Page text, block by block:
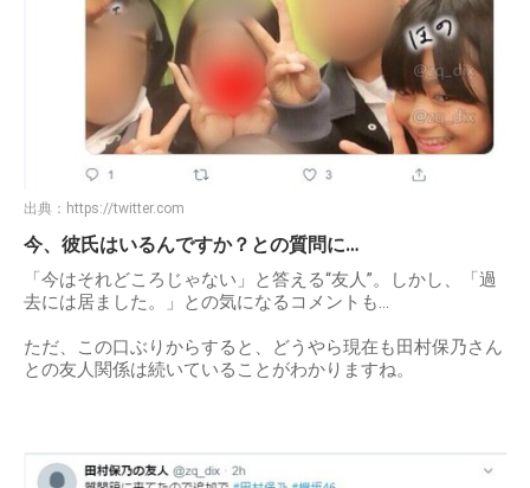
出典： https://twitter.com
今、彼氏はいるんですか？との質問に…
「今はそれどころじゃない」と答える“友人”。しかし、「過
去には居ました。」との気になるコメントも…
ただ、この口ぶりからすると、どうやら現在も田村保乃さん
との友人関係は続いていることがわかりますね。